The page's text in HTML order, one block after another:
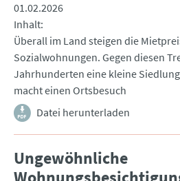
01.02.2026
Inhalt
Überall im Land steigen die
Sozialwohnungen. Gegen diesen
Jahrhunderten eine kleine
macht einen Ortsbesuch
Datei herunterladen
Ungewöhnliche